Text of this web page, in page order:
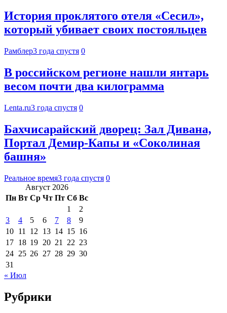
История проклятого отеля «Сесил»,
который убивает своих постояльцев
Рамблер3 года спустя 0
В российском регионе нашли янтарь
весом почти два килограмма
Lenta.ru3 года спустя 0
Бахчисарайский дворец: Зал Дивана,
Портал Демир-Капы и «Соколиная
башня»
Реальное время3 года спустя 0
Август 2026
Пн Вт Ср Чт Пт Сб Вс
1
2
3
4 5 6 7 8
9
10 11 12 13 14 15 16
17 18 19 20 21 22 23
24 25 26 27 28 29 30
31
« Июл
Рубрики